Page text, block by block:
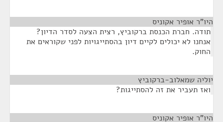
היו"ר אופיר אקוניס
תודה. חברת הכנסת ברקוביץ, רצית הצעה לסדר הדיון?
אנחנו לא יכולים לקיים דיון בהסתייגויות לפני שקוראים את
החוק.
יוליה שמאלוב-ברקוביץ
ואז תעביר את זה להסתייגות?
היו"ר אופיר אקוניס